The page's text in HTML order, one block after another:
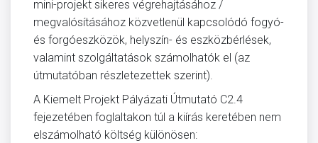
mini-projekt sikeres végrehajtásához /
megvalósításához közvetlenül kapcsolódó fogyó-
és forgóeszközök, helyszín- és eszközbérlések,
valamint szolgáltatások számolhatók el (az
útmutatóban részletezettek szerint).
A Kiemelt Projekt Pályázati Útmutató C2.4
fejezetében foglaltakon túl a kiírás keretében nem
elszámolható költség különösen: